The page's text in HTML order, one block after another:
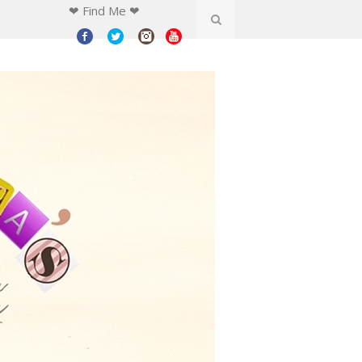
❤ Find Me ❤